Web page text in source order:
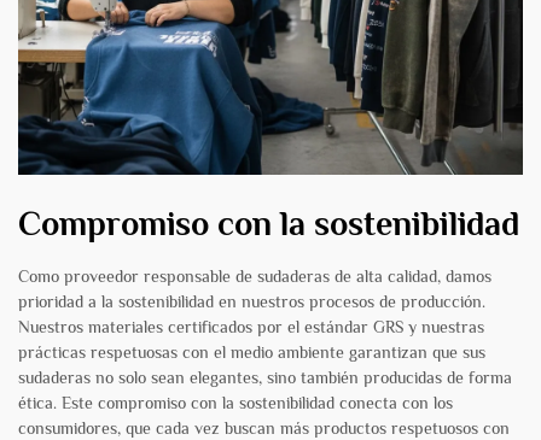
Compromiso con la sostenibilidad
Como proveedor responsable de sudaderas de alta calidad, damos
prioridad a la sostenibilidad en nuestros procesos de producción.
Nuestros materiales certificados por el estándar GRS y nuestras
prácticas respetuosas con el medio ambiente garantizan que sus
sudaderas no solo sean elegantes, sino también producidas de forma
ética. Este compromiso con la sostenibilidad conecta con los
consumidores, que cada vez buscan más productos respetuosos con